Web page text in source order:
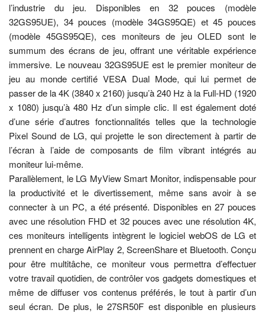
l’industrie du jeu. Disponibles en 32 pouces (modèle
32GS95UE), 34 pouces (modèle 34GS95QE) et 45 pouces
(modèle 45GS95QE), ces moniteurs de jeu OLED sont le
summum des écrans de jeu, offrant une véritable expérience
immersive. Le nouveau 32GS95UE est le premier moniteur de
jeu au monde certifié VESA Dual Mode, qui lui permet de
passer de la 4K (3840 x 2160) jusqu’à 240 Hz à la Full-HD (1920
x 1080) jusqu’à 480 Hz d’un simple clic. Il est également doté
d’une série d’autres fonctionnalités telles que la technologie
Pixel Sound de LG, qui projette le son directement à partir de
l’écran à l’aide de composants de film vibrant intégrés au
moniteur lui-même.
Parallèlement, le LG MyView Smart Monitor, indispensable pour
la productivité et le divertissement, même sans avoir à se
connecter à un PC, a été présenté. Disponibles en 27 pouces
avec une résolution FHD et 32 pouces avec une résolution 4K,
ces moniteurs intelligents intègrent le logiciel webOS de LG et
prennent en charge AirPlay 2, ScreenShare et Bluetooth. Conçu
pour être multitâche, ce moniteur vous permettra d’effectuer
votre travail quotidien, de contrôler vos gadgets domestiques et
même de diffuser vos contenus préférés, le tout à partir d’un
seul écran. De plus, le 27SR50F est disponible en plusieurs